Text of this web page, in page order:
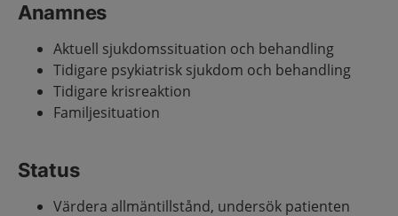
Anamnes
Aktuell sjukdomssituation och behandling
Tidigare psykiatrisk sjukdom och behandling
Tidigare krisreaktion
Familjesituation
Status
Värdera allmäntillstånd, undersök patienten